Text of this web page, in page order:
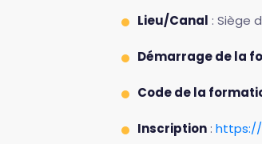
Lieu/Canal : Siège
Démarrage de la
Code de la
Inscription : https://